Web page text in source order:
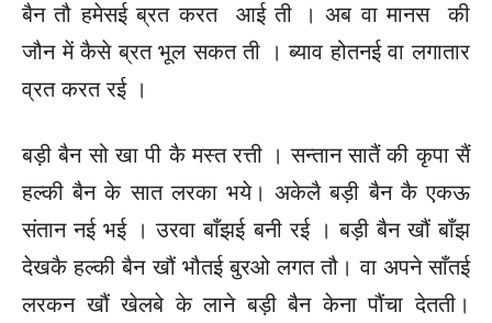
बैन तौ हमेसई ब्रत करत आई ती । अब वा मानस की
जौन में कैसे ब्रत भूल सकत ती । ब्याव होतनई वा लगातार
व्रत करत रई ।
बड़ी बैन सो खा पी कै मस्त रत्ती । सन्तान सातैं की कृपा सैं
हल्की बैन के सात लरका भये। अकेलै बड़ी बैन कै एकऊ
संतान नई भई । उरवा बाँझई बनी रई । बड़ी बैन खौं बाँझ
देखकै हल्की बैन खौं भौतई बुरओ लगत तौ। वा अपने साँतई
लरकन खौं खेलबे के लाने बड़ी बैन केना पौंचा देतती।